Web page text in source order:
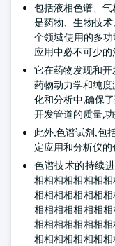
包括液相色谱、
是药物、生物技
个领域使用的多
应用中必不可少的
它在药物发现和开
药物动力学和纯
化和分析中,确保
开发管道的质量,
此外,色谱试剂,包
定应用和分析仪
色谱技术的持续
相相相相相相相
相相相相相相相
相相相相相相相
相相相相相相相
相相相相相相相